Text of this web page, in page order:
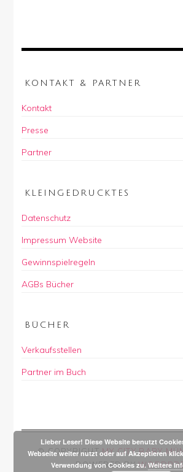
KONTAKT & PARTNER
Kontakt
Presse
Partner
KLEINGEDRUCKTES
Datenschutz
Impressum Website
Gewinnspielregeln
AGBs Bücher
BÜCHER
Verkaufsstellen
Partner im Buch
© COPYRIGHTMY CITY BABY
POWERED BY
Lieber Leser! Diese Website benutzt
Webseite weiter nutzt oder auf Akzeptieren
Verwendung von Cookies zu. Weitere